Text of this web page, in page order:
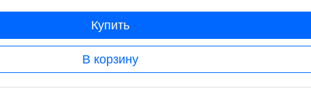
Купить
В корзину